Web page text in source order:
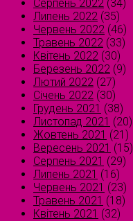
Серпень 2022 (34)
Липень 2022 (35)
Червень 2022 (46)
Травень 2022 (33)
Квітень 2022 (30)
Березень 2022 (9)
Лютий 2022 (27)
Січень 2022 (30)
Грудень 2021 (38)
Листопад 2021 (20)
Жовтень 2021 (21)
Вересень 2021 (15)
Серпень 2021 (29)
Липень 2021 (16)
Червень 2021 (23)
Травень 2021 (18)
Квітень 2021 (32)